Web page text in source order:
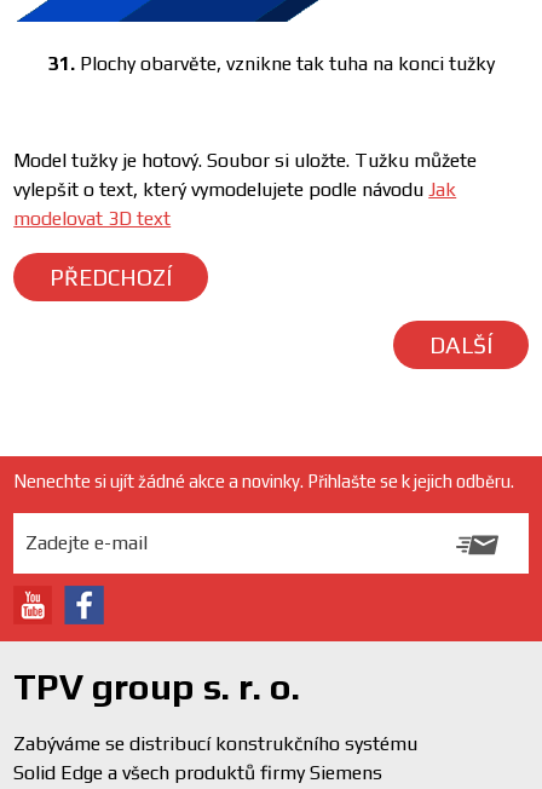
31. Plochy obarvěte, vznikne tak tuha na konci tužky
Model tužky je hotový. Soubor si uložte. Tužku můžete
vylepšit o text, který vymodelujete podle návoduJak
modelovat 3D text
PŘEDCHOZÍ
DALŠÍ
Nenechte si ujít žádné akce a novinky. Přihlašte se k jejich odběru.
TPV group s. r. o.
Zabýváme se distribucí konstrukčního systému
Solid Edge a všech produktů firmy Siemens